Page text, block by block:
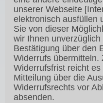
unserer Webseite
elektronisch ausfüllen
Sie von dieser
wir Ihnen
Bestätigung über den
Widerrufs übermitteln.
Widerrufsfrist reicht
Mitteilung über die
Widerrufsrechts vor
absenden.